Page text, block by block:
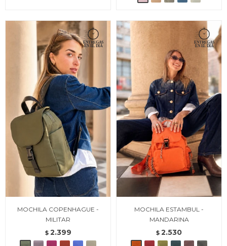
MOCHILA COPENHAGUE -
MILITAR
$ 2.399
MOCHILA ESTAMBUL -
MANDARINA
$ 2.530